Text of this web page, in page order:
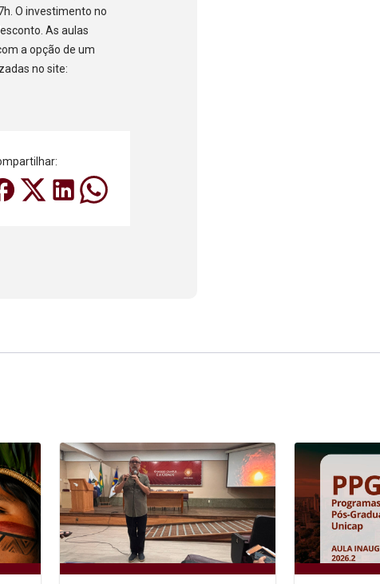
O investimento no
As aulas
a opção de um
no site: